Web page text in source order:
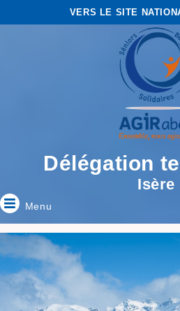
VERS LE SITE
Délégation
Isère
Menu